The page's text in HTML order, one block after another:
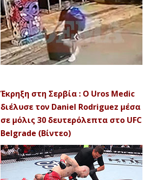
Έκρηξη στη Σερβία : Ο Uros Medic
διέλυσε τον Daniel Rodriguez μέσα
σε μόλις 30 δευτερόλεπτα στο UFC
Belgrade (Βίντεο)